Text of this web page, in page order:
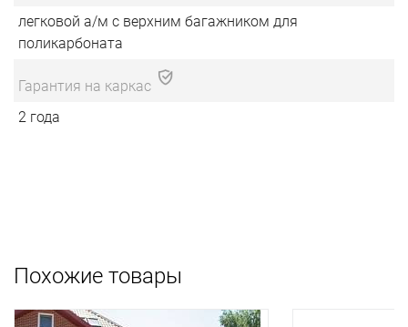
легковой а/м с верхним багажником для
поликарбоната
Гарантия на каркас
2 года
Похожие товары